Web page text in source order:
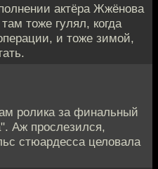
актёра Жжёнова
тоже гулял, когда
и тоже зимой,
ролика за финальный
Аж прослезился,
стюардесса целовала